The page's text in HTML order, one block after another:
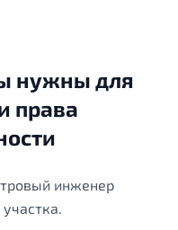
нужны для
права
инженер